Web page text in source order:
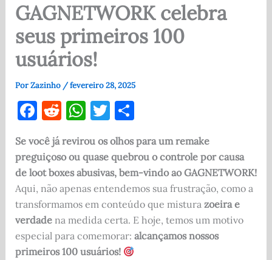
GAGNETWORK celebra
seus primeiros 100
usuários!
PorZazinho /fevereiro 28, 2025
F
a
c
e
b
o
o
k
R
d
di
t
W
at
s
A
p
p
T
w
it
te
r
S
ar
e
Se você já revirou os olhos para um remake
preguiçoso ou quase quebrou o controle por causa
de loot boxes abusivas, bem-vindo ao GAGNETWORK!
Aqui, não apenas entendemos sua frustração, como a
transformamos em conteúdo que mistura zoeira e
verdadena medida certa. E hoje, temos um motivo
especial para comemorar: alcançamos nossos
primeiros 100 usuários!